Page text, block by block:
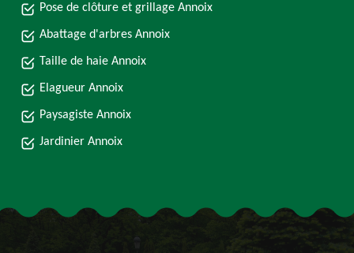
Pose de clôture et grillage Annoix
Abattage d'arbres Annoix
Taille de haie Annoix
Elagueur Annoix
Paysagiste Annoix
Jardinier Annoix